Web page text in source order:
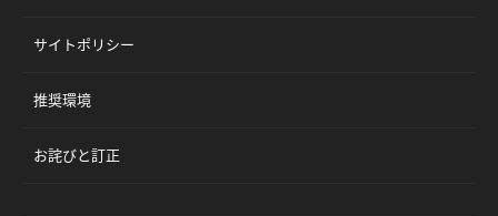
サイトポリシー
推奨環境
お詫びと訂正